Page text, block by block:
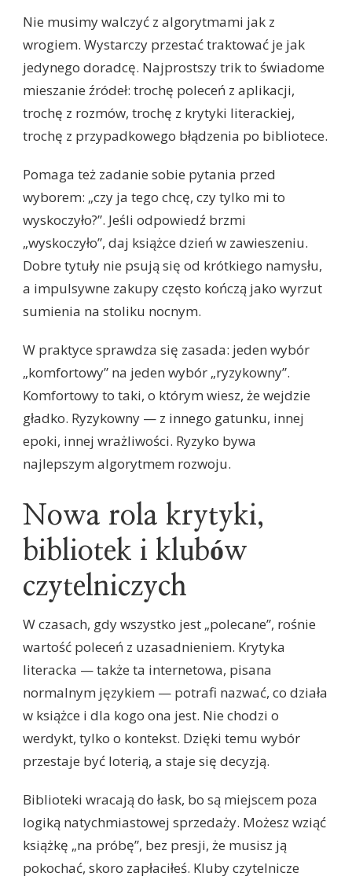
Nie musimy walczyć z algorytmami jak z
wrogiem. Wystarczy przestać traktować je jak
jedynego doradcę. Najprostszy trik to świadome
mieszanie źródeł: trochę poleceń z aplikacji,
trochę z rozmów, trochę z krytyki literackiej,
trochę z przypadkowego błądzenia po bibliotece.
Pomaga też zadanie sobie pytania przed
wyborem: „czy ja tego chcę, czy tylko mi to
wyskoczyło?”. Jeśli odpowiedź brzmi
„wyskoczyło”, daj książce dzień w zawieszeniu.
Dobre tytuły nie psują się od krótkiego namysłu,
a impulsywne zakupy często kończą jako wyrzut
sumienia na stoliku nocnym.
W praktyce sprawdza się zasada: jeden wybór
„komfortowy” na jeden wybór „ryzykowny”.
Komfortowy to taki, o którym wiesz, że wejdzie
gładko. Ryzykowny — z innego gatunku, innej
epoki, innej wrażliwości. Ryzyko bywa
najlepszym algorytmem rozwoju.
Nowa rola krytyki,
bibliotek i klubów
czytelniczych
W czasach, gdy wszystko jest „polecane”, rośnie
wartość poleceń z uzasadnieniem. Krytyka
literacka — także ta internetowa, pisana
normalnym językiem — potrafi nazwać, co działa
w książce i dla kogo ona jest. Nie chodzi o
werdykt, tylko o kontekst. Dzięki temu wybór
przestaje być loterią, a staje się decyzją.
Biblioteki wracają do łask, bo są miejscem poza
logiką natychmiastowej sprzedaży. Możesz wziąć
książkę „na próbę”, bez presji, że musisz ją
pokochać, skoro zapłaciłeś. Kluby czytelnicze